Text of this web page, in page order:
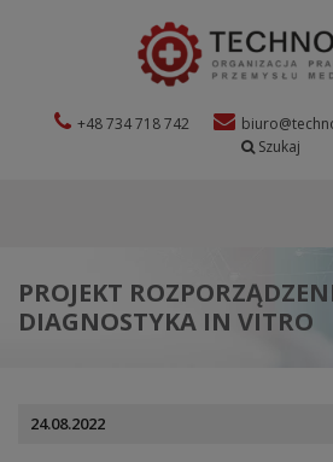
+48 734 718 742
Szukaj
PROJEKT
DIAGNOSTYKA IN VITRO
24.08.2022